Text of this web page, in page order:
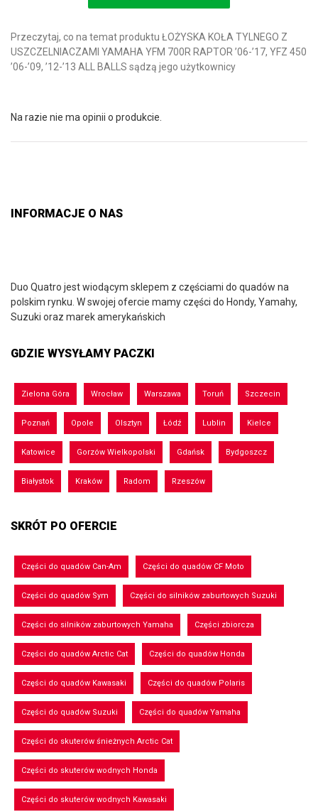
Przeczytaj, co na temat produktu ŁOŻYSKA KOŁA TYLNEGO Z
USZCZELNIACZAMI YAMAHA YFM 700R RAPTOR ’06-’17, YFZ 450
’06-’09, ’12-’13 ALL BALLS sądzą jego użytkownicy
Na razie nie ma opinii o produkcie.
INFORMACJE O NAS
Duo Quatro jest wiodącym sklepem z częściami do quadów na
polskim rynku. W swojej ofercie mamy części do Hondy, Yamahy,
Suzuki oraz marek amerykańskich
GDZIE WYSYŁAMY PACZKI
Zielona Góra Wrocław Warszawa Toruń Szczecin
Poznań Opole Olsztyn Łódź Lublin Kielce
Katowice Gorzów Wielkopolski Gdańsk Bydgoszcz
Białystok Kraków Radom Rzeszów
SKRÓT PO OFERCIE
Części do quadów Can-Am Części do quadów CF Moto
Części do quadów Sym Części do silników zaburtowych Suzuki
Części do silników zaburtowych Yamaha Części zbiorcza
Części do quadów Arctic Cat Części do quadów Honda
Części do quadów Kawasaki Części do quadów Polaris
Części do quadów Suzuki Części do quadów Yamaha
Części do skuterów śnieżnych Arctic Cat
Części do skuterów wodnych Honda
Części do skuterów wodnych Kawasaki